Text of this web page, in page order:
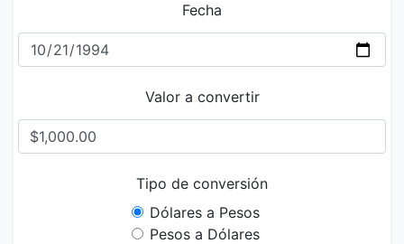
Fecha
Valor a convertir
Tipo de conversión
Dólares a Pesos
Pesos a Dólares